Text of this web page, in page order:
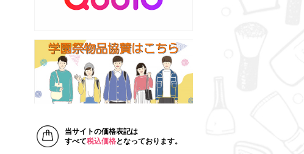
当サイトの価格表記は
すべて税込価格となっております。